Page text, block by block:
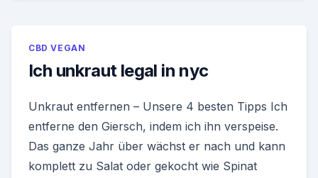
CBD VEGAN
Ich unkraut legal in nyc
Unkraut entfernen – Unsere 4 besten Tipps Ich
entferne den Giersch, indem ich ihn verspeise.
Das ganze Jahr über wächst er nach und kann
komplett zu Salat oder gekocht wie Spinat